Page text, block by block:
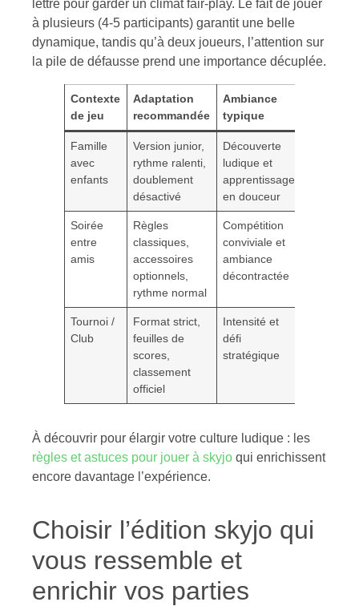
lettre pour garder un climat fair-play. Le fait de jouer
à plusieurs (4-5 participants) garantit une belle
dynamique, tandis qu’à deux joueurs, l’attention sur
la pile de défausse prend une importance décuplée.
Contexte
de jeu
Adaptation
recommandée
Ambiance
typique
Famille
avec
enfants
Version junior,
rythme ralenti,
doublement
désactivé
Découverte
ludique et
apprentissage
en douceur
Soirée
entre
amis
Règles
classiques,
accessoires
optionnels,
rythme normal
Compétition
conviviale et
ambiance
décontractée
Tournoi /
Club
Format strict,
feuilles de
scores,
classement
officiel
Intensité et
défi
stratégique
À découvrir pour élargir votre culture ludique : les
règles et astuces pour jouer à skyjo qui enrichissent
encore davantage l’expérience.
Choisir l’édition skyjo qui
vous ressemble et
enrichir vos parties